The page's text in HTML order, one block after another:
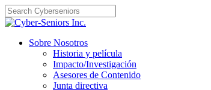
Skip
to
content
Sobre Nosotros
Historia y película
Impacto/Investigación
Asesores de Contenido
Junta directiva